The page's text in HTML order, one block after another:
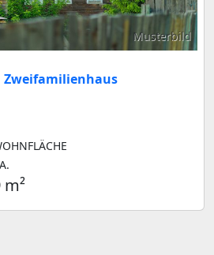
Musterbild
m²